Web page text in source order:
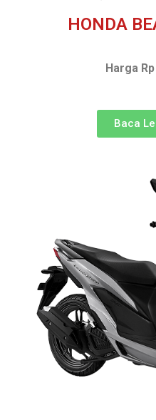
HONDA
Harga
Baca